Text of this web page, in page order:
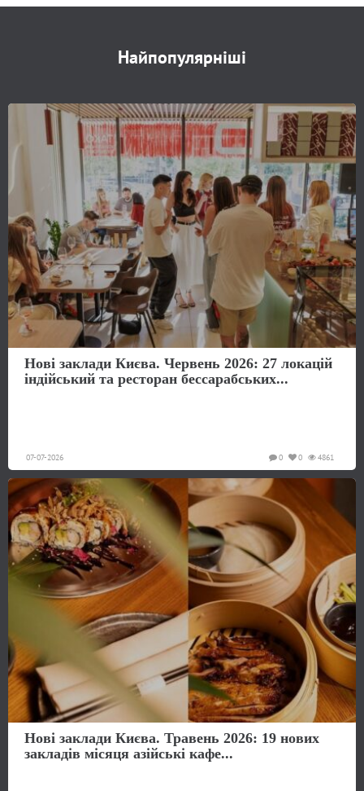
Найпопулярніші
Нові заклади Києва. Червень 2026: 27 локацій
індійський та ресторан бессарабських...
07-07-2026 4861
0
0
Нові заклади Києва. Травень 2026: 19 нових
закладів місяця азійські кафе...